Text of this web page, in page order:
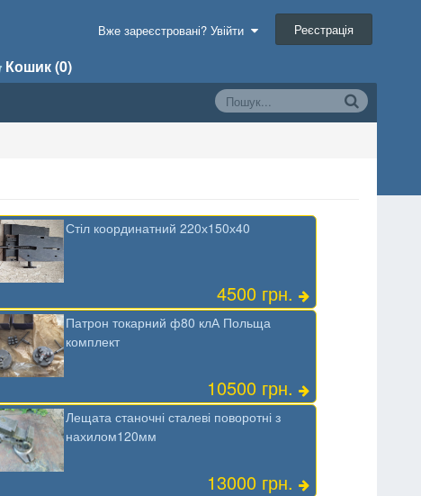
Кошик (0)
Вже зареєстровані? Увійти Реєстрація
Стіл координатний 220х150х40
4500 грн.
Патрон токарний ф80 клА Польща
комплект
10500 грн.
Лещата станочні сталеві поворотні з
нахилом120мм
13000 грн.